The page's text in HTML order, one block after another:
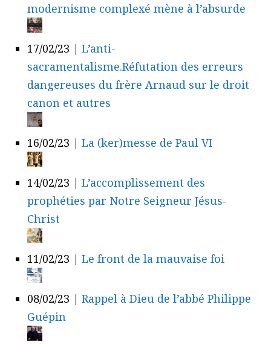
modernisme complexé mène à l’absurde
17/02/23 | L’anti-
sacramentalisme.Réfutation des erreurs
dangereuses du frère Arnaud sur le droit
canon et autres
16/02/23 | La (ker)messe de Paul VI
14/02/23 | L’accomplissement des
prophéties par Notre Seigneur Jésus-
Christ
11/02/23 | Le front de la mauvaise foi
08/02/23 | Rappel à Dieu de l’abbé Philippe
Guépin